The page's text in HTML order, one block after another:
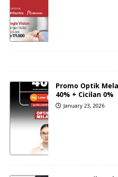
Promo Optik
40% + Cicilan 0%
January 23, 2026